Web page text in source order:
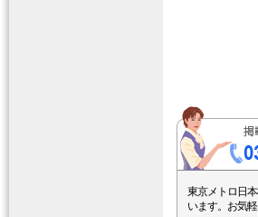
東京メトロ日
います。お気